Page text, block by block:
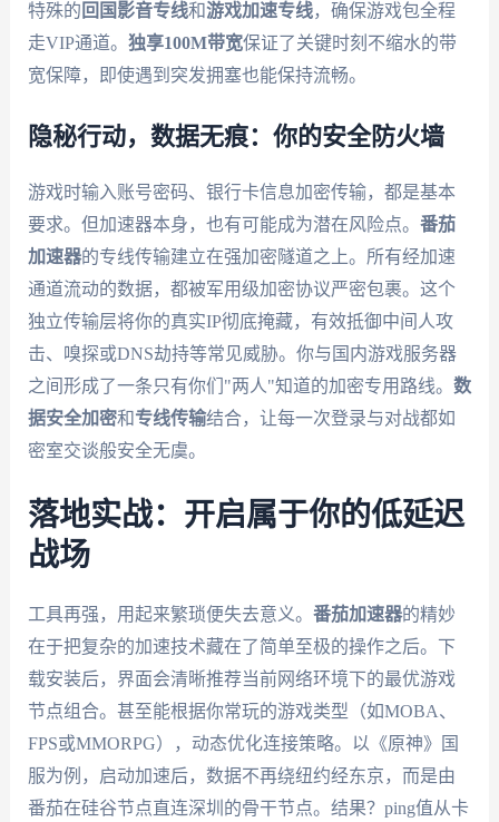
特殊的 回国影音专线和游戏加速专线，确保游戏包全程
走VIP通道。 独享100M带宽保证了关键时刻不缩水的带
宽保障，即使遇到突发拥塞也能保持流畅。
隐秘行动，数据无痕：你的安全防火墙
游戏时输入账号密码、银行卡信息加密传输，都是基本
要求。但加速器本身，也有可能成为潜在风险点。 番茄
加速器的专线传输建立在强加密隧道之上。所有经加速
通道流动的数据，都被军用级加密协议严密包裹。这个
独立传输层将你的真实IP彻底掩藏，有效抵御中间人攻
击、嗅探或DNS劫持等常见威胁。你与国内游戏服务器
之间形成了一条只有你们"两人"知道的加密专用路线。 数
据安全加密和专线传输结合，让每一次登录与对战都如
密室交谈般安全无虞。
落地实战：开启属于你的低延迟
战场
工具再强，用起来繁琐便失去意义。 番茄加速器的精妙
在于把复杂的加速技术藏在了简单至极的操作之后。下
载安装后，界面会清晰推荐当前网络环境下的最优游戏
节点组合。甚至能根据你常玩的游戏类型（如MOBA、
FPS或MMORPG），动态优化连接策略。以《原神》国
服为例，启动加速后，数据不再绕纽约经东京，而是由
番茄在硅谷节点直连深圳的骨干节点。结果？ping值从卡